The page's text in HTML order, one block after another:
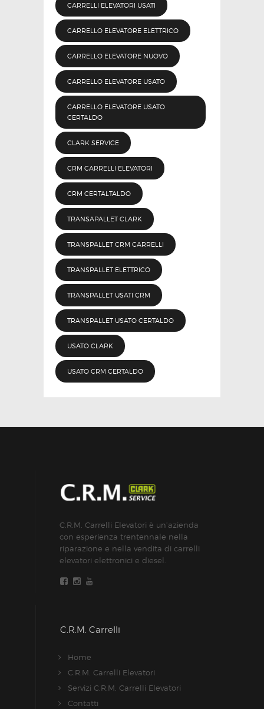
CARRELLI ELEVATORI USATI
CARRELLO ELEVATORE ELETTRICO
CARRELLO ELEVATORE NUOVO
CARRELLO ELEVATORE USATO
CARRELLO ELEVATORE USATO
CERTALDO
CLARK SERVICE
CRM CARRELLI ELEVATORI
CRM CERTALTALDO
TRANSAPALLET CLARK
TRANSPALLET CRM CARRELLI
TRANSPALLET ELETTRICO
TRANSPALLET USATI CRM
TRANSPALLET USATO CERTALDO
USATO CLARK
USATO CRM CERTALDO
C.R.M. Carrelli Elevatori è un’azienda
con esperienza trentennale nella
riparazione e nella vendita di carrelli
elevatori elettronici e diesel.
C.R.M. Carrelli
Home
C.R.M. Carrelli Elevatori
Servizi C.R.M. Carrelli Elevatori
Contatti